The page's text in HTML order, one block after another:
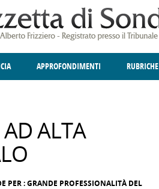
APPROFONDIMENTI RUBRICHE
ALTA
PER : GRANDE PROFESSIONALITÀ DEL